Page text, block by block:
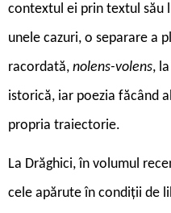
contextul ei prin textul său
unele cazuri, o separare a
racordată, nolens-volens,
istorică, iar poezia făcând
propria traiectorie.
La Drăghici, în volumul
cele apărute în condiții de